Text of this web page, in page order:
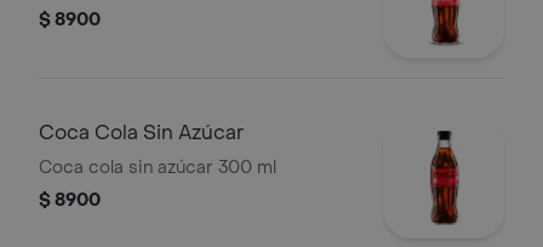
$ 8900
Coca Cola Sin Azúcar
Coca cola sin azúcar 300 ml
$ 8900